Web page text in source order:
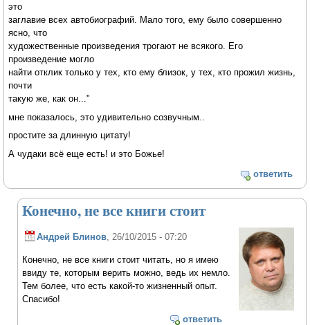
это
заглавие всех автобиографий. Мало того, ему было совершенно
ясно, что
художественные произведения трогают не всякого. Его
произведение могло
найти отклик только у тех, кто ему близок, у тех, кто прожил жизнь,
почти
такую же, как он..."
мне показалось, это удивительно созвучным..
простите за длинную цитату!
А чудаки всё еще есть! и это Божье!
ответить
Конечно, не все книги стоит
Андрей Блинов, 26/10/2015 - 07:20
Конечно, не все книги стоит читать, но я имею
ввиду те, которым верить можно, ведь их немло.
Тем более, что есть какой-то жизненный опыт.
Спасибо!
ответить